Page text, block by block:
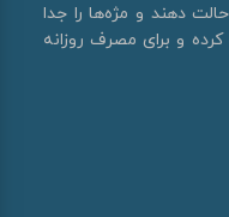
دهند و مژه‌ها را جدا
و برای مصرف روزانه